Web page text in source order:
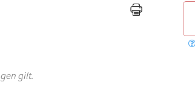
gilt.